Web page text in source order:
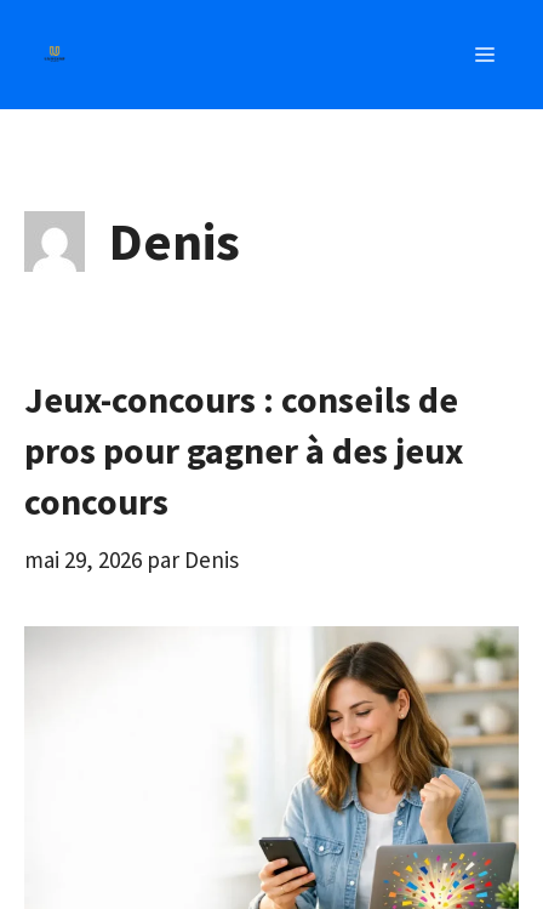
Denis
Jeux-concours : conseils de
pros pour gagner à des jeux
concours
mai 29, 2026 par Denis